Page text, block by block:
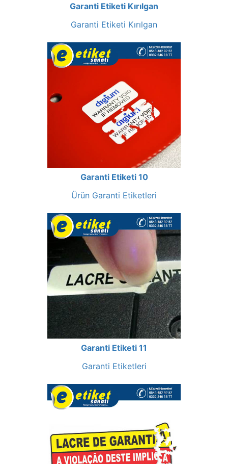
Garanti Etiketi Kırılgan
Garanti Etiketi Kırılgan
Garanti Etiketi 10
Ürün Garanti Etiketleri
Garanti Etiketi 11
Garanti Etiketleri